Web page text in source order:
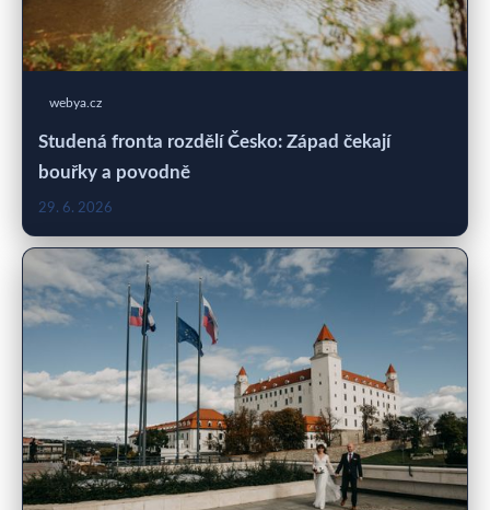
webya.cz
Studená fronta rozdělí Česko: Západ čekají
bouřky a povodně
29. 6. 2026